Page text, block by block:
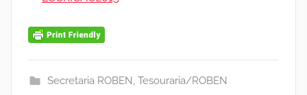
Secretaria ROBEN, Tesouraria/ROBEN